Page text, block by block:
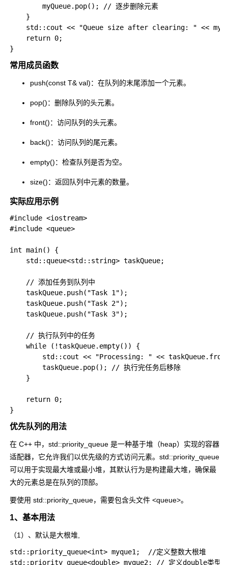
        myQueue.pop(); // 逐步删除元素
    }
std::cout << "Queue size after clearing: " <<
    return 0;
常用成员函数
push(const T& val)：在队列的末尾添加一个元素。
pop()：删除队列的头元素。
front()：访问队列的头元素。
back()：访问队列的尾元素。
empty()：检查队列是否为空。
size()：返回队列中元素的数量。
实际应用示例
#include <iostream>
#include <queue>
int main() {
    std::queue<std::string> taskQueue;
    // 添加任务到队列中
    taskQueue.push("Task 1");
    taskQueue.push("Task 2");
    taskQueue.push("Task 3");
    // 执行队列中的任务
    while (!taskQueue.empty()) {
std::cout << "Processing: " <<
        taskQueue.pop(); // 执行完任务后移除
    }
    return 0;
优先队列的用法
在 C++ 中， std::priority_queue 是一种基于堆（heap）实现的容器
适配器，它允许我们以优先级的方式访问元素。 std::priority_queue
可以用于实现最大堆或最小堆，其默认行为是构建最大堆，确保最
大的元素总是在队列的顶部。
要使用 std::priority_queue，需要包含头文件 <queue>。
1、基本用法
（1）、默认是大根堆,
std::priority_queue<int> myque1;  //定义整数大根堆